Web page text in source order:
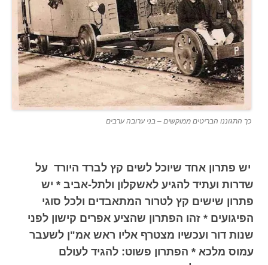
כך התגוננו הבריטים ממוקשים – בני ערובה ערבים
יש פתרון אחד שיוכל לשים קץ לברד היורד על
שדרות ועתיד להגיע לאשקלון ולתל-אביב * יש
פתרון שישים קץ לטרור המתאבדים ולכל סוגי
הפיגועים * זהו הפתרון שהציע אפרים קישון לפני
שנות דור ועכשיו מצטרף אליו ראש אמ"ן לשעבר
עמוס מלכא * הפתרון פשוט: להגיד לעולם